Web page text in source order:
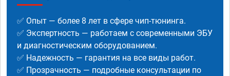
✅ Опыт — более 8 лет в сфере чип-тюнинга.
✅ Экспертность — работаем с современными ЭБУ
и диагностическим оборудованием.
✅ Надежность — гарантия на все виды работ.
✅ Прозрачность — подробные консультации по